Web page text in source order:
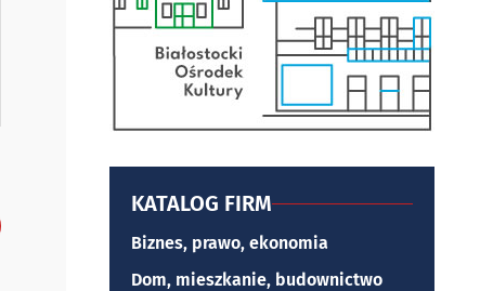
KATALOG FIRM
Biznes, prawo, ekonomia
Dom, mieszkanie, budownictwo